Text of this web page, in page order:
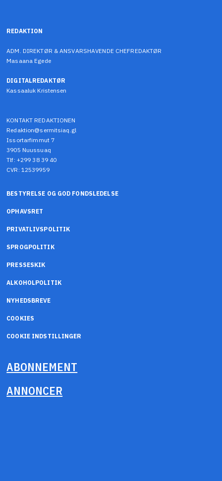
REDAKTION
ADM. DIREKTØR & ANSVARSHAVENDE CHEFREDAKTØR
Masaana Egede
DIGITALREDAKTØR
Kassaaluk Kristensen
KONTAKT REDAKTIONEN
Redaktion@sermitsiaq.gl
Issortarfimmut 7
3905 Nuussuaq
Tlf: +299 38 39 40
CVR: 12539959
BESTYRELSE OG GOD FONDSLEDELSE
OPHAVSRET
PRIVATLIVSPOLITIK
SPROGPOLITIK
PRESSESKIK
ALKOHOLPOLITIK
NYHEDSBREVE
COOKIES
COOKIE INDSTILLINGER
ABONNEMENT
ANNONCER